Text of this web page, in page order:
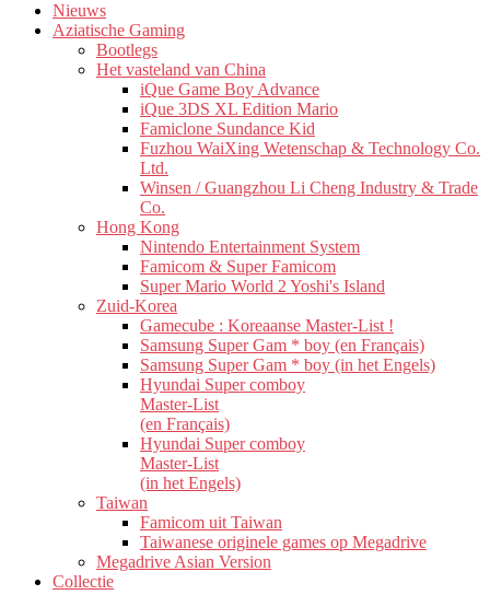
Nieuws
Aziatische Gaming
Bootlegs
Het vasteland van China
iQue Game Boy Advance
iQue 3DS XL Edition Mario
Famiclone Sundance Kid
Fuzhou WaiXing Wetenschap & Technology Co.
Ltd.
Winsen / Guangzhou Li Cheng Industry & Trade
Co.
Hong Kong
Nintendo Entertainment System
Famicom & Super Famicom
Super Mario World 2 Yoshi's Island
Zuid-Korea
Gamecube : Koreaanse Master-List !
Samsung Super Gam * boy (en Français)
Samsung Super Gam * boy (in het Engels)
Hyundai Super comboy
Master-List
(en Français)
Hyundai Super comboy
Master-List
(in het Engels)
Taiwan
Famicom uit Taiwan
Taiwanese originele games op Megadrive
Megadrive Asian Version
Collectie